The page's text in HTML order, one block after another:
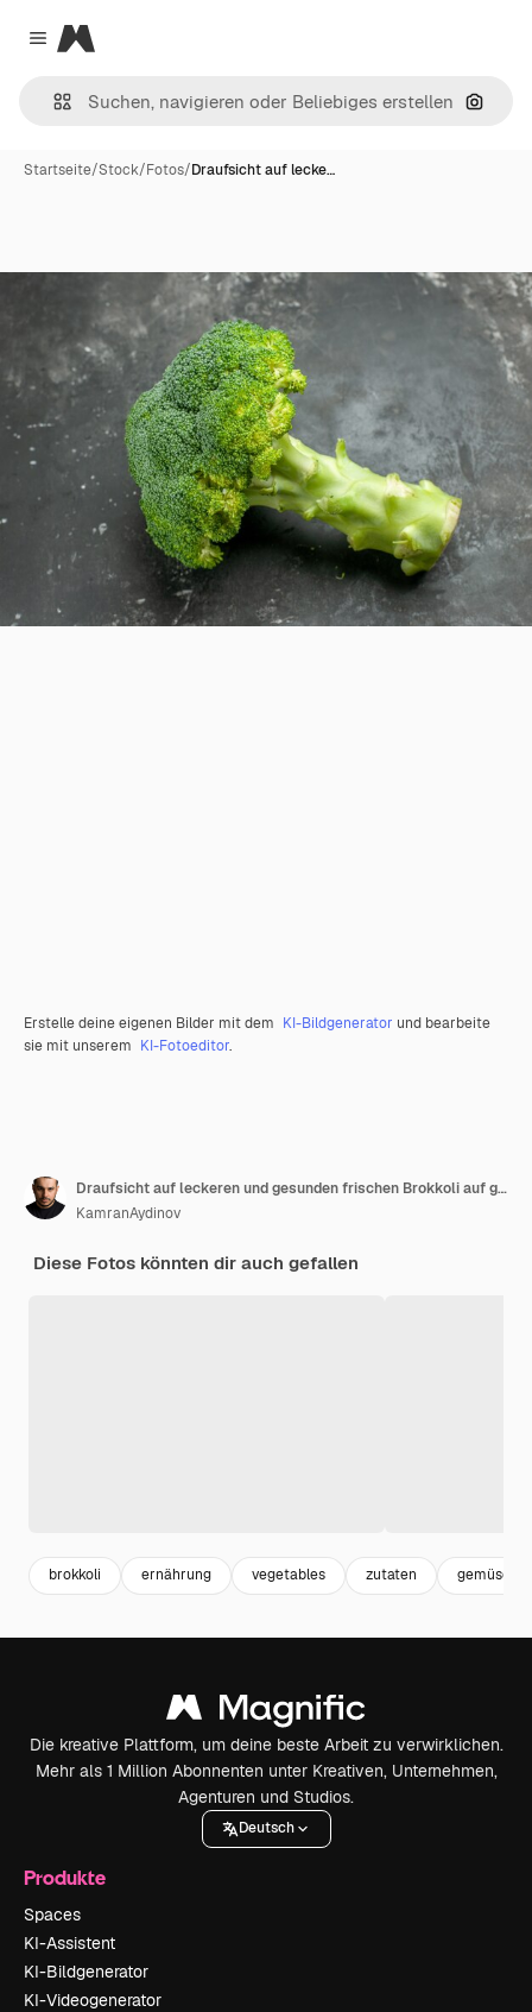
Close menu
Magnific
Nach
Startseite/Stock/Fotos/Draufsicht auf lecke…
Erstelle deine eigenen Bilder mit dem KI-Bildgenerator und bearbeite
sie mit unserem KI-Fotoeditor.
Draufsicht auf leckeren und gesunden frischen Brokkoli auf grauem Tisch
KamranAydinov
Diese Fotos könnten dir auch gefallen
brokkoli ernährung vegetables zutaten gemüse
Die kreative Plattform, um deine beste Arbeit zu verwirklichen.
Mehr als 1 Million Abonnenten unter Kreativen, Unternehmen,
Agenturen und Studios.
Deutsch
Produkte
Spaces
KI-Assistent
KI-Bildgenerator
KI-Videogenerator